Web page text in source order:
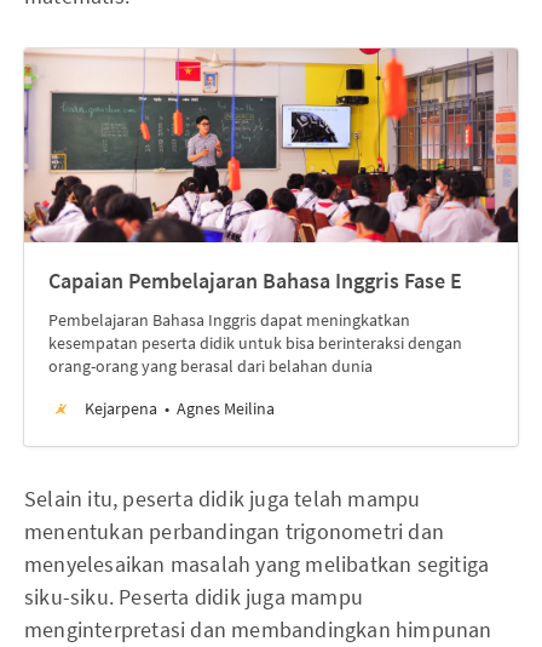
Capaian Pembelajaran Bahasa Inggris Fase E
Pembelajaran Bahasa Inggris dapat meningkatkan
kesempatan peserta didik untuk bisa berinteraksi dengan
orang-orang yang berasal dari belahan dunia
Kejarpena
Agnes Meilina
Selain itu, peserta didik juga telah mampu
menentukan perbandingan trigonometri dan
menyelesaikan masalah yang melibatkan segitiga
siku-siku. Peserta didik juga mampu
menginterpretasi dan membandingkan himpunan